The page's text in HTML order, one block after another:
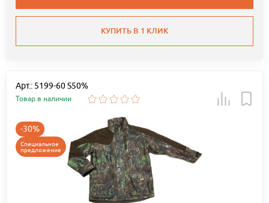
КУПИТЬ В 1 КЛИК
Арт.: 5199-60 S50%
Товар в наличии
-30%
Специальное
предложение